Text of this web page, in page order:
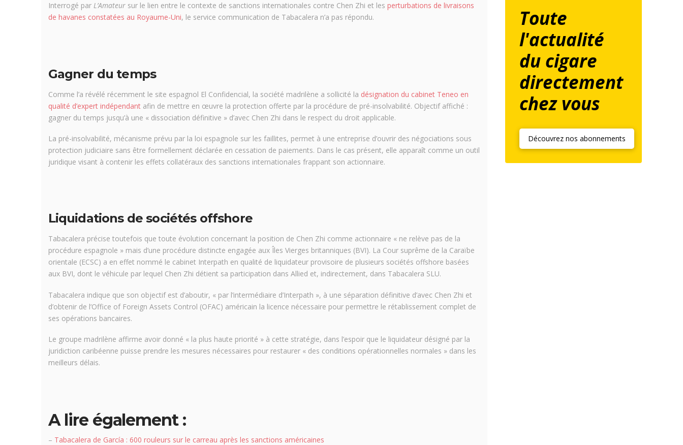
Interrogé par L’Amateursur le lien entre le contexte de sanctions internationales contre Chen Zhi et les perturbations de livraisons
de havanes constatées au Royaume-Uni, le service communication de Tabacalera n’a pas répondu.
Gagner du temps
Comme l’a révélé récemment le site espagnol El Confidencial, la société madrilène a sollicité la désignation du cabinet Teneo en
qualité d’expert indépendantafin de mettre en œuvre la protection offerte par la procédure de pré-insolvabilité. Objectif affiché :
gagner du temps jusqu’à une « dissociation définitive » d’avec Chen Zhi dans le respect du droit applicable.
La pré-insolvabilité, mécanisme prévu par la loi espagnole sur les faillites, permet à une entreprise d’ouvrir des négociations sous
protection judiciaire sans être formellement déclarée en cessation de paiements. Dans le cas présent, elle apparaît comme un outil
juridique visant à contenir les effets collatéraux des sanctions internationales frappant son actionnaire.
Liquidations de sociétés offshore
Tabacalera précise toutefois que toute évolution concernant la position de Chen Zhi comme actionnaire « ne relève pas de la
procédure espagnole » mais d’une procédure distincte engagée aux Îles Vierges britanniques (BVI). La Cour suprême de la Caraïbe
orientale (ECSC) a en effet nommé le cabinet Interpath en qualité de liquidateur provisoire de plusieurs sociétés offshore basées
aux BVI, dont le véhicule par lequel Chen Zhi détient sa participation dans Allied et, indirectement, dans Tabacalera SLU.
Tabacalera indique que son objectif est d’aboutir, « par l’intermédiaire d’Interpath », à une séparation définitive d’avec Chen Zhi et
d’obtenir de l’Office of Foreign Assets Control (OFAC) américain la licence nécessaire pour permettre le rétablissement complet de
ses opérations bancaires.
Le groupe madrilène affirme avoir donné « la plus haute priorité » à cette stratégie, dans l’espoir que le liquidateur désigné par la
juridiction caribéenne puisse prendre les mesures nécessaires pour restaurer « des conditions opérationnelles normales » dans les
meilleurs délais.
A lire également :
– Tabacalera de García : 600 rouleurs sur le carreau après les sanctions américaines
Toute
l'actualité
du cigare
directement
chez vous
Découvrez nos abonnements